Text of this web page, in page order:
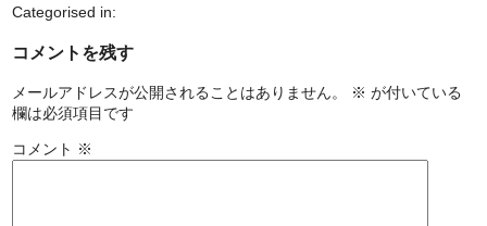
Categorised in:
コメントを残す
メールアドレスが公開されることはありません。 ※ が付いている
欄は必須項目です
コメント ※